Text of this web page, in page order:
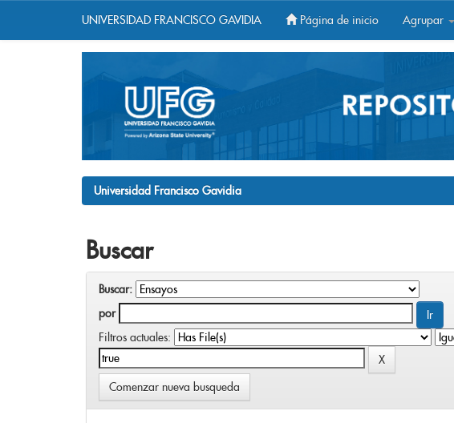
UNIVERSIDAD FRANCISCO GAVIDIA Página de inicio Agrupar
Universidad Francisco Gavidia
Buscar
Buscar:
por
Filtros actuales:
Comenzar nueva busqueda